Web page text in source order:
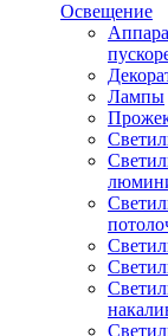
Освещение
Лампы